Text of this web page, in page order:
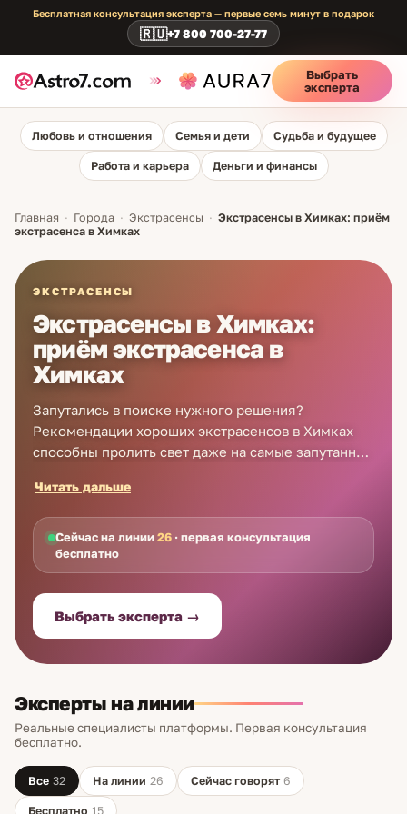
Бесплатная консультация эксперта — первые семь минут в подарок
🇷🇺+7 800 700-27-77
Выбрать
эксперта
Любовь и отношения Семья и дети Судьба и будущее
Работа и карьера Деньги и финансы
Главная · Города · Экстрасенсы · Экстрасенсы в Химках: приём
экстрасенса в Химках
ЭКСТРАСЕНСЫ
Экстрасенсы в Химках:
приём экстрасенса в
Химках
Запутались в поиске нужного решения?
Рекомендации хороших экстрасенсов в Химках
способны пролить свет даже на самые запутанные
экстрасенсу в Химках теперь можно, не отходя от
монитора – достаточно зарегистрироваться на
Astro7 и связаться с оператором колл-центра.
Звоните в любое время – экстрасенсы в Химках
доступны для связи всегда! Первая консультация
– бесплатно!
Читать дальше
Сейчас на линии26 · первая консультация
бесплатно
Выбрать эксперта →
Эксперты на линии
Реальные специалисты платформы. Первая консультация
бесплатно.
Все 32 На линии 26 Сейчас говорят 6
Бесплатно 15